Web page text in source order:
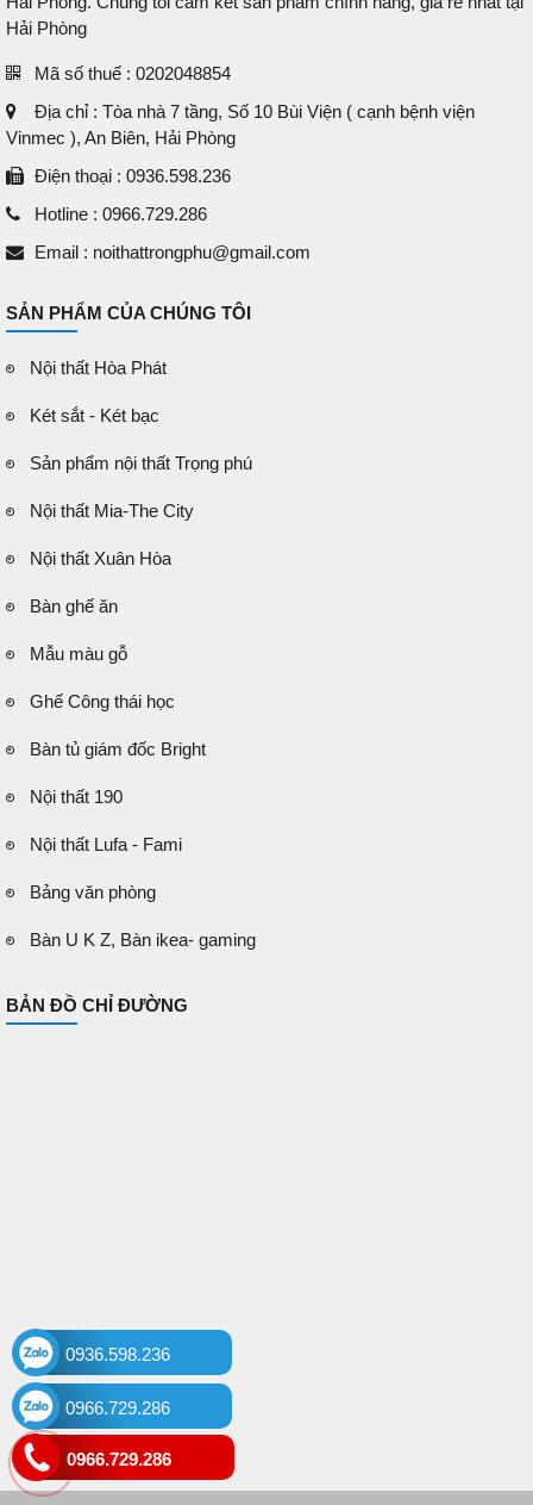
Hải Phòng
Mã số thuế : 0202048854
Địa chỉ : Tòa nhà 7 tầng, Số 10 Bùi Viện ( cạnh bệnh viện
Vinmec ), An Biên, Hải Phòng
Điện thoại : 0936.598.236
Hotline : 0966.729.286
Email : noithattrongphu@gmail.com
SẢN PHẨM CỦA CHÚNG TÔI
Nội thất Hòa Phát
Két sắt - Két bạc
Sản phẩm nội thất Trọng phú
Nội thất Mia-The City
Nội thất Xuân Hòa
Bàn ghế ăn
Mẫu màu gỗ
Ghế Công thái học
Bàn tủ giám đốc Bright
Nội thất 190
Nội thất Lufa - Fami
Bảng văn phòng
Bàn U K Z, Bàn ikea- gaming
BẢN ĐỒ CHỈ ĐƯỜNG
0936.598.236
0966.729.286
0966.729.286